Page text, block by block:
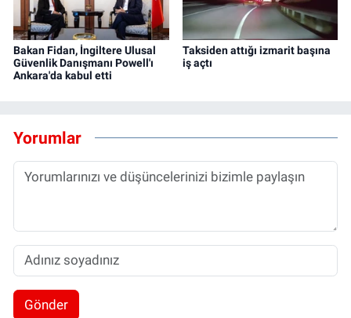
Bakan Fidan, İngiltere Ulusal
Güvenlik Danışmanı Powell'ı
Ankara'da kabul etti
Taksiden attığı izmarit başına
iş açtı
Yorumlar
Gönder